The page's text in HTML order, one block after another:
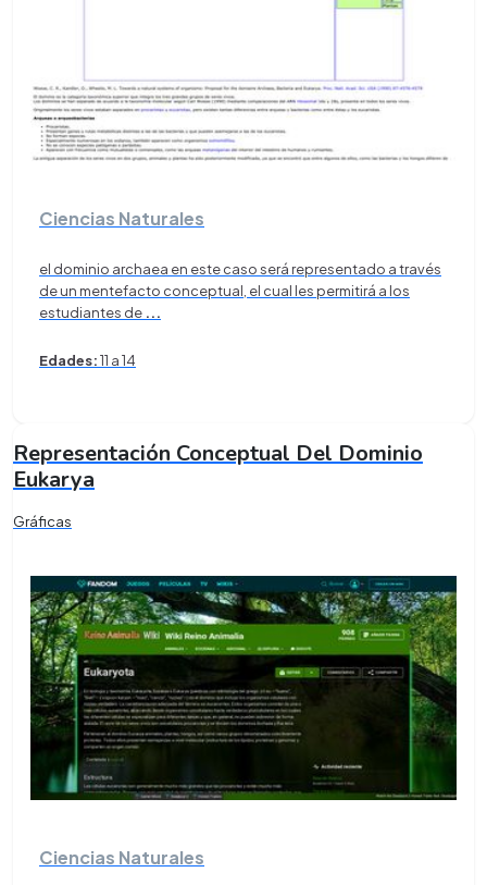
Ciencias Naturales
el dominio archaea en este caso será representado a través
de un mentefacto conceptual, el cual les permitirá a los
estudiantes de ...
Edades:11 a 14
Representación Conceptual Del Dominio
Eukarya
Gráficas
Ciencias Naturales